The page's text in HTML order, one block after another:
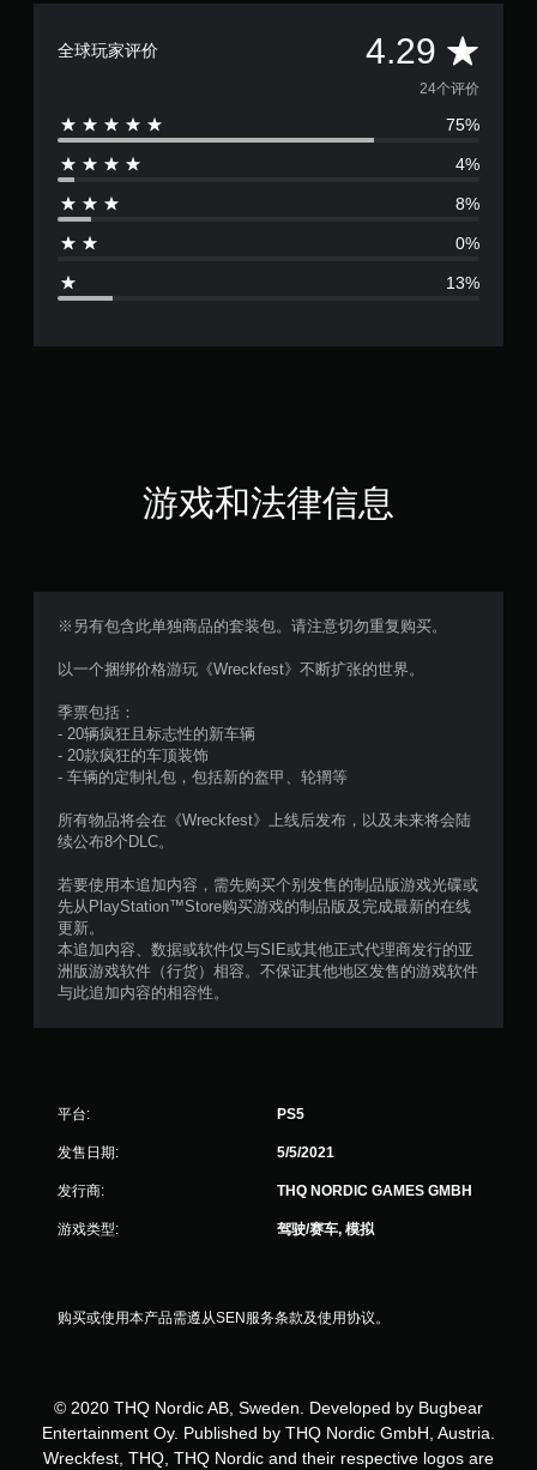
全球玩家评价 4.29 平
均
评
价
9
5
2
个
评
价
）
24个评价
75%
4%
8%
0%
13%
游戏和法律信息
※另有包含此单独商品的套装包。请注意切勿重复购买。
以一个捆绑价格游玩《Wreckfest》不断扩张的世界。
季票包括：
- 20辆疯狂且标志性的新车辆
- 20款疯狂的车顶装饰
- 车辆的定制礼包，包括新的盔甲、轮辋等
所有物品将会在《Wreckfest》上线后发布，以及未来将会陆
续公布8个DLC。
若要使用本追加内容，需先购买个别发售的制品版游戏光碟或
先从PlayStation™Store购买游戏的制品版及完成最新的在线
更新。
本追加内容、数据或软件仅与SIE或其他正式代理商发行的亚
洲版游戏软件（行货）相容。不保证其他地区发售的游戏软件
与此追加内容的相容性。
平台: PS5
发售日期: 5/5/2021
发行商: THQ NORDIC GAMES GMBH
游戏类型: 驾驶/赛车, 模拟
购买或使用本产品需遵从SEN服务条款及使用协议。
© 2020 THQ Nordic AB, Sweden. Developed by Bugbear
Entertainment Oy. Published by THQ Nordic GmbH, Austria.
Wreckfest, THQ, THQ Nordic and their respective logos are